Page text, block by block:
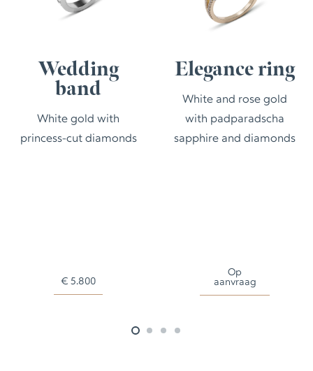
Wedding
band
White gold with
princess-cut diamonds
€ 5.800
Elegance ring
White and rose gold
with padparadscha
sapphire and diamonds
Op
aanvraag